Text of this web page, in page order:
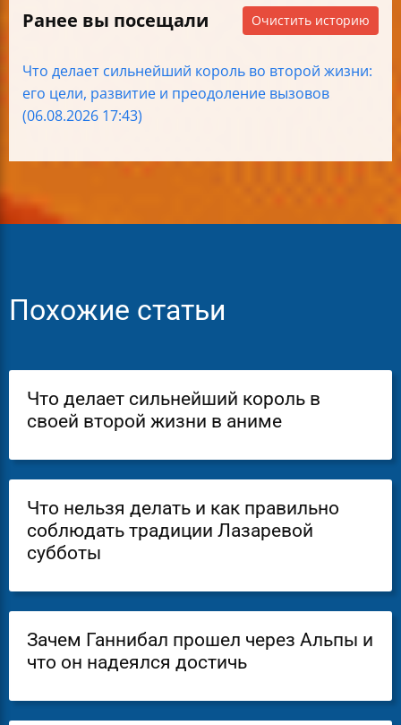
Ранее вы посещали Очистить историю
Что делает сильнейший король во второй жизни:
его цели, развитие и преодоление вызовов
(06.08.2026 17:43)
Похожие статьи
Что делает сильнейший король в
своей второй жизни в аниме
Что нельзя делать и как правильно
соблюдать традиции Лазаревой
субботы
Зачем Ганнибал прошел через Альпы и
что он надеялся достичь